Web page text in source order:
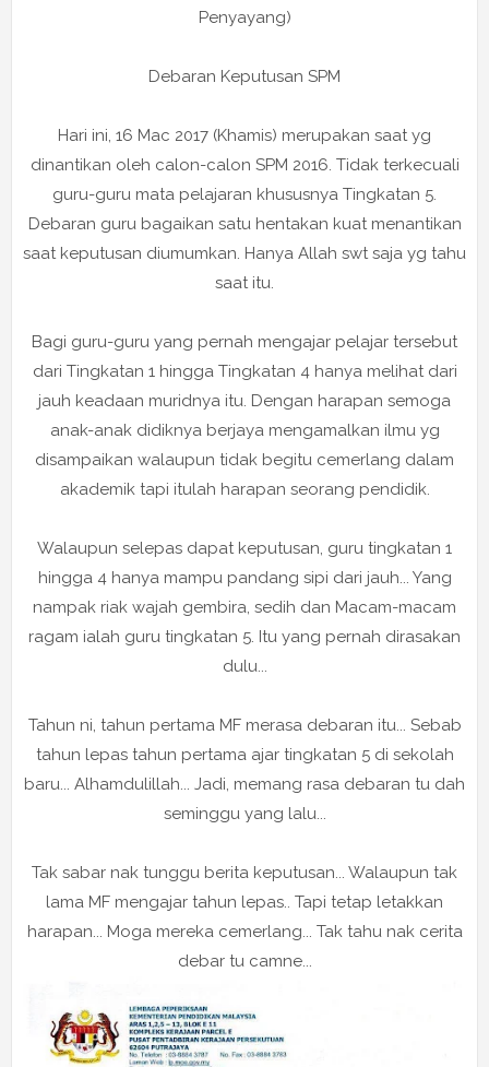
Penyayang)
Debaran Keputusan SPM
Hari ini, 16 Mac 2017 (Khamis) merupakan saat yg
dinantikan oleh calon-calon SPM 2016. Tidak terkecuali
guru-guru mata pelajaran khususnya Tingkatan 5.
Debaran guru bagaikan satu hentakan kuat menantikan
saat keputusan diumumkan. Hanya Allah swt saja yg tahu
saat itu.
Bagi guru-guru yang pernah mengajar pelajar tersebut
dari Tingkatan 1 hingga Tingkatan 4 hanya melihat dari
jauh keadaan muridnya itu. Dengan harapan semoga
anak-anak didiknya berjaya mengamalkan ilmu yg
disampaikan walaupun tidak begitu cemerlang dalam
akademik tapi itulah harapan seorang pendidik.
Walaupun selepas dapat keputusan, guru tingkatan 1
hingga 4 hanya mampu pandang sipi dari jauh... Yang
nampak riak wajah gembira, sedih dan Macam-macam
ragam ialah guru tingkatan 5. Itu yang pernah dirasakan
dulu...
Tahun ni, tahun pertama MF merasa debaran itu... Sebab
tahun lepas tahun pertama ajar tingkatan 5 di sekolah
baru... Alhamdulillah... Jadi, memang rasa debaran tu dah
seminggu yang lalu...
Tak sabar nak tunggu berita keputusan... Walaupun tak
lama MF mengajar tahun lepas.. Tapi tetap letakkan
harapan... Moga mereka cemerlang... Tak tahu nak cerita
debar tu camne...